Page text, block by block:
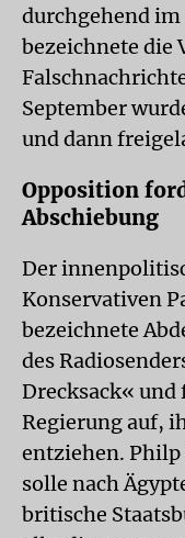
durchgehend im
bezeichnete die
September
und dann
Opposition
Abschiebung
Der
Konservativen
bezeichnete
des
Drecksack«
Regierung auf,
entziehen.
solle nach
britische